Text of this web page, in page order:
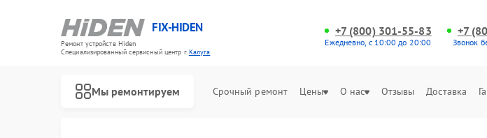
FIX-HIDEN
Ремонт устройств Hiden
Специализированный cервисный центр г.Калуга
+7 (800) 301-55-83
Ежедневно, с 10:00 до 20:00
+7
Звонок
Мы ремонтируем Срочный ремонт Цены О нас Отзывы Доставка